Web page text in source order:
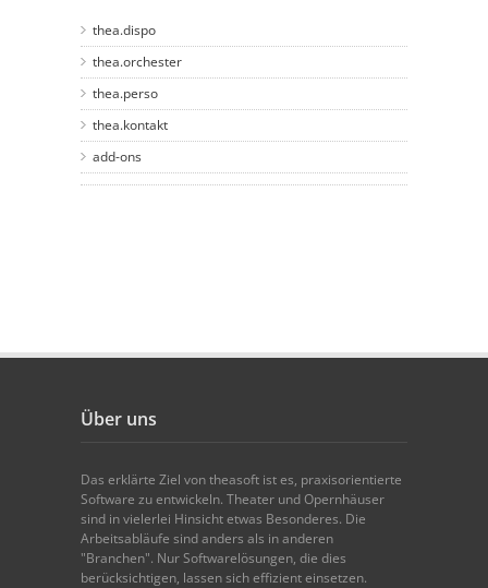
thea.dispo
thea.orchester
thea.perso
thea.kontakt
add-ons
Über uns
Das erklärte Ziel von theasoft ist es, praxisorientierte
Software zu entwickeln. Theater und Opernhäuser
sind in vielerlei Hinsicht etwas Besonderes. Die
Arbeitsabläufe sind anders als in anderen
"Branchen". Nur Softwarelösungen, die dies
berücksichtigen, lassen sich effizient einsetzen.